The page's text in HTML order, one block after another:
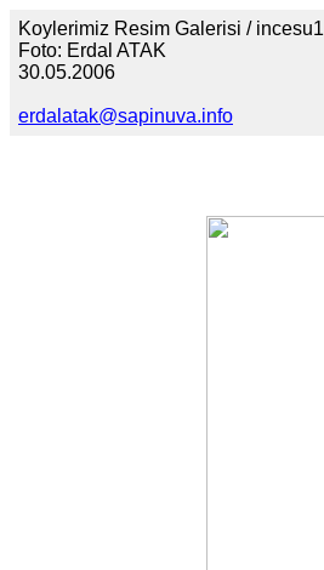
Koylerimiz Resim Galerisi / incesu1
Foto: Erdal ATAK
30.05.2006
erdalatak@sapinuva.info